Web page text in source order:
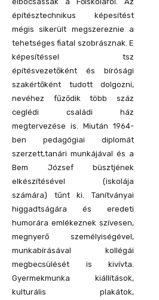
építésztechnikus képesítést
mégis sikerült megszereznie a
tehetséges fiatal szobrásznak. E
képesítéssel tsz
építésvezetőként és bírósági
szakértőként tudott dolgozni,
nevéhez fűződik több száz
ceglédi családi ház
megtervezése is. Miután 1964-
ben pedagógiai diplomát
szerzett,tanári munkájával és a
Bem József büsztjének
elkészítésével (iskolája
számára) tűnt ki. Tanítványai
higgadtságára és eredeti
humorára emlékeznek szívesen,
megnyerő személyiségével,
munkabírásával kollégái
megbecsülését is kivívta.
Gyermekmunka kiállítások,
kulturális plakátok,